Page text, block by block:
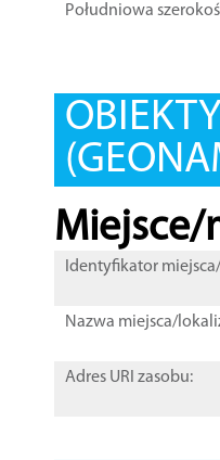
Południowa
Miejsce/
Identyfikator
Nazwa miejsca/
Adres URI zasobu: